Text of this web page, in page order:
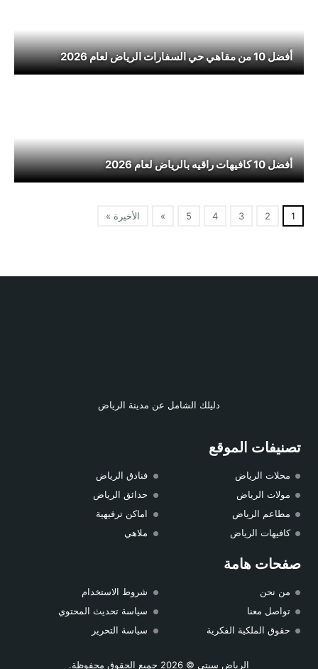
أفضل 10 من مقاهي حي السفارات الرياض لعام 2026
أفضل 10 كافيهات راقيه بالرياض لعام 2026
1
2
3
4
5
» الأخيرة »
دليلك الشامل عن مدينة الرياض
تصنيفات الموقع
محلات الرياض
مولات الرياض
مطاعم الرياض
كافيهات الرياض
فنادق الرياض
حدائق الرياض
اماكن ترفيهية
ملاهي
صفحات هامة
من نحن
تواصل معنا
حقوق الملكية الفكرية
شروط الاستخدام
سياسة تحديث المحتوي
سياسة التحرير
الرياض سيتي © 2026 جميع الحقوق محفوظة.